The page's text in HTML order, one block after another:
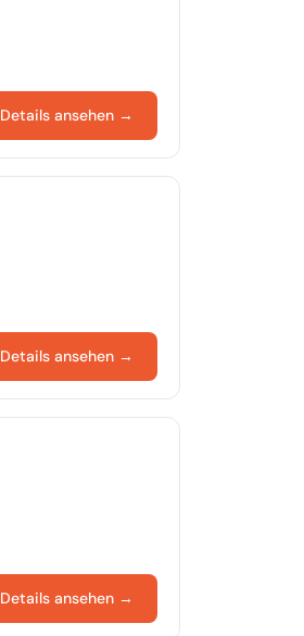
Details ansehen →
Details ansehen →
Details ansehen →